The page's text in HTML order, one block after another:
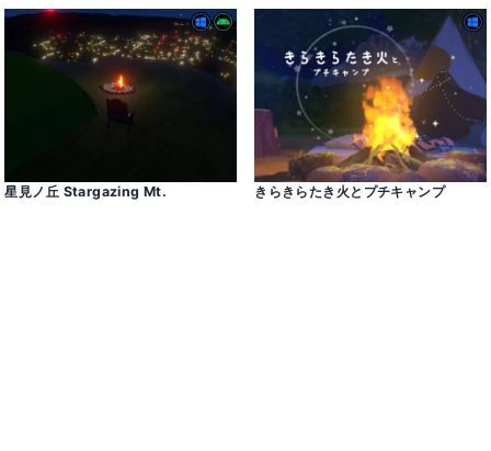
星見ノ丘 Stargazing Mt․ きらきらたき火とプチキャンプ